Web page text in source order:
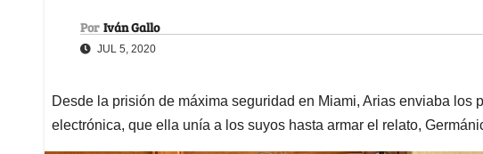
Por Iván Gallo
JUL 5, 2020
Desde la prisión de máxima seguridad en Miami, Arias enviaba los
electrónica, que ella unía a los suyos hasta armar el relato,